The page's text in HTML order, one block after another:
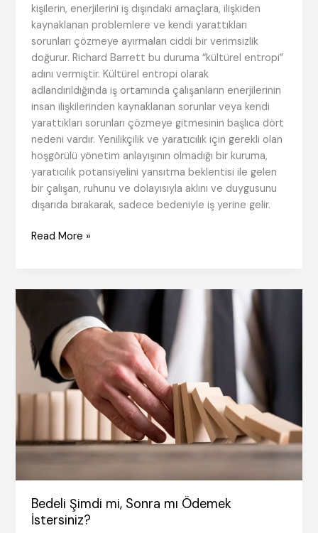
kişilerin, enerjilerini iş dışındaki amaçlara, ilişkiden
kaynaklanan problemlere ve kendi yarattıkları
sorunları çözmeye ayırmaları ciddi bir verimsizlik
doğurur. Richard Barrett bu duruma “kültürel entropi”
adını vermiştir. Kültürel entropi olarak
adlandırıldığında iş ortamında çalışanların enerjilerinin
insan ilişkilerinden kaynaklanan sorunlar veya kendi
yarattıkları sorunları çözmeye gitmesinin başlıca dört
nedeni vardır. Yenilikçilik ve yaratıcılık için gerekli olan
hoşgörülü yönetim anlayışının olmadığı bir kuruma,
yaratıcılık potansiyelini yansıtma beklentisi ile gelen
bir çalışan, ruhunu ve dolayısıyla aklını ve duygusunu
dışarıda bırakarak, sadece bedeniyle iş yerine gelir.
Kültürel
Read More »
Bedeli Şimdi mi, Sonra mı Ödemek
İstersiniz?